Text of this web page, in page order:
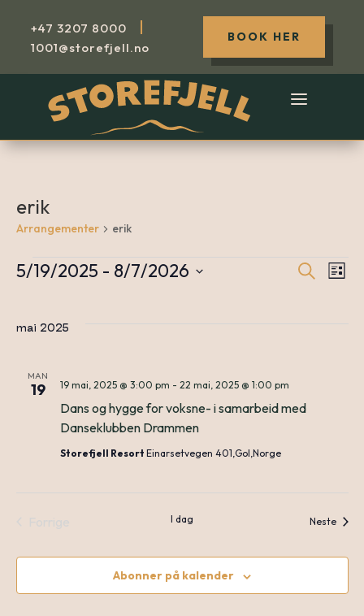
+47 3207 8000 |
1001@storefjell.no
BOOK HER
erik
Arrangementer erik
Arrangementer
Søk Liste
5/19/2025 - 8/7/2026
mai 2025
MAN
19
Dans og hygge for voksne- i samarbeid med
Danseklubben Drammen
19 mai, 2025 @ 3:00 pm - 22 mai, 2025 @ 1:00 pm
Storefjell Resort Einarsetvegen 401,Gol,Norge
I dag Neste
Abonner på kalender